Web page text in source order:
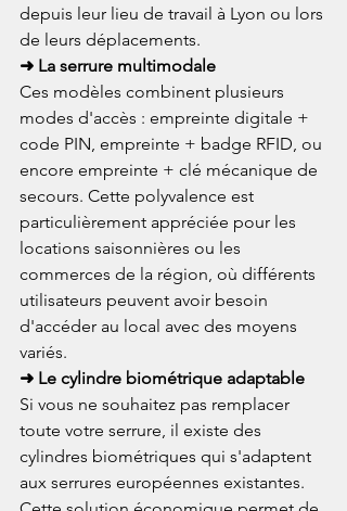
depuis leur lieu de travail à Lyon ou lors
de leurs déplacements.
➜ La serrure multimodale
Ces modèles combinent plusieurs
modes d'accès : empreinte digitale +
code PIN, empreinte + badge RFID, ou
encore empreinte + clé mécanique de
secours. Cette polyvalence est
particulièrement appréciée pour les
locations saisonnières ou les
commerces de la région, où différents
utilisateurs peuvent avoir besoin
d'accéder au local avec des moyens
variés.
➜ Le cylindre biométrique adaptable
Si vous ne souhaitez pas remplacer
toute votre serrure, il existe des
cylindres biométriques qui s'adaptent
aux serrures européennes existantes.